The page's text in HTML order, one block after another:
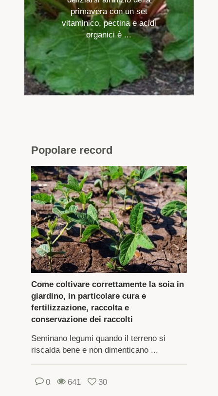
primavera con un set
vitaminico, pectina e acidi
organici è ...
Popolarerecord
Come coltivare correttamente la soia in
giardino, in particolare cura e
fertilizzazione, raccolta e
conservazione dei raccolti
Seminano legumi quando il terreno si
riscalda bene e non dimenticano ...
0 641 30